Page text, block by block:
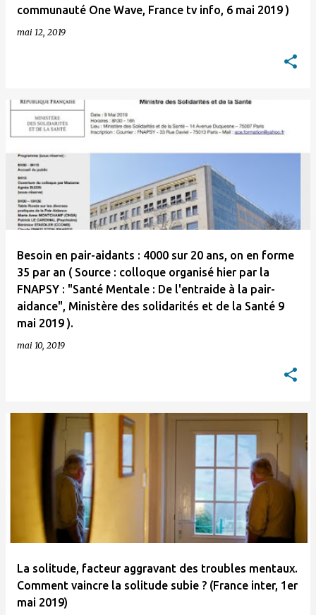
communauté One Wave, France tv info, 6 mai 2019 )
mai 12, 2019
Besoin en pair-aidants : 4000 sur 20 ans, on en forme
35 par an ( Source : colloque organisé hier par la
FNAPSY : "Santé Mentale : De l'entraide à la pair-
aidance", Ministère des solidarités et de la Santé 9
mai 2019 ).
mai 10, 2019
La solitude, facteur aggravant des troubles mentaux.
Comment vaincre la solitude subie ? (France inter, 1er
mai 2019)